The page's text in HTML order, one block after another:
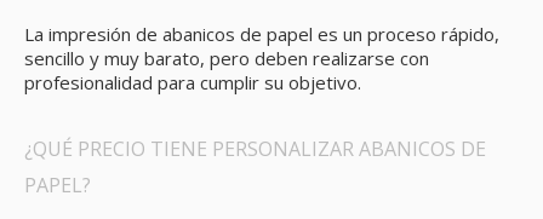
La impresión de abanicos de papel es un proceso rápido,
sencillo y muy barato, pero deben realizarse con
profesionalidad para cumplir su objetivo.
¿QUÉ PRECIO TIENE PERSONALIZAR ABANICOS DE
PAPEL?